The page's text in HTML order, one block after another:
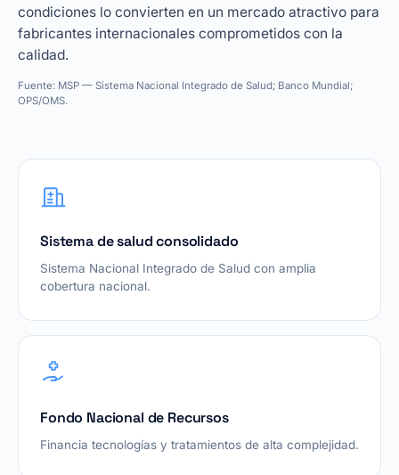
condiciones lo convierten en un mercado atractivo para
fabricantes internacionales comprometidos con la
calidad.
Fuente: MSP — Sistema Nacional Integrado de Salud; Banco Mundial;
OPS/OMS.
Sistema de salud consolidado
Sistema Nacional Integrado de Salud con amplia
cobertura nacional.
Fondo Nacional de Recursos
Financia tecnologías y tratamientos de alta complejidad.